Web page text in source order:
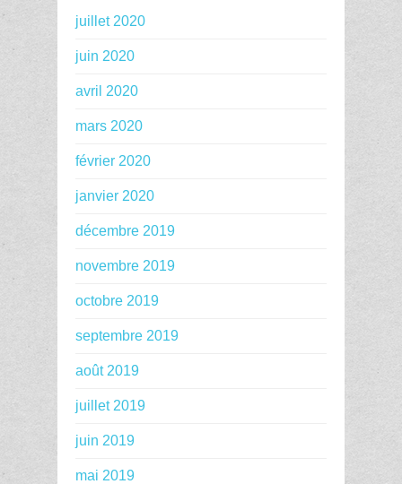
juillet 2020
juin 2020
avril 2020
mars 2020
février 2020
janvier 2020
décembre 2019
novembre 2019
octobre 2019
septembre 2019
août 2019
juillet 2019
juin 2019
mai 2019